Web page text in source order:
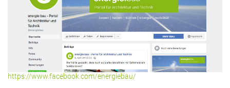
https://www.facebook.com/energiebau/